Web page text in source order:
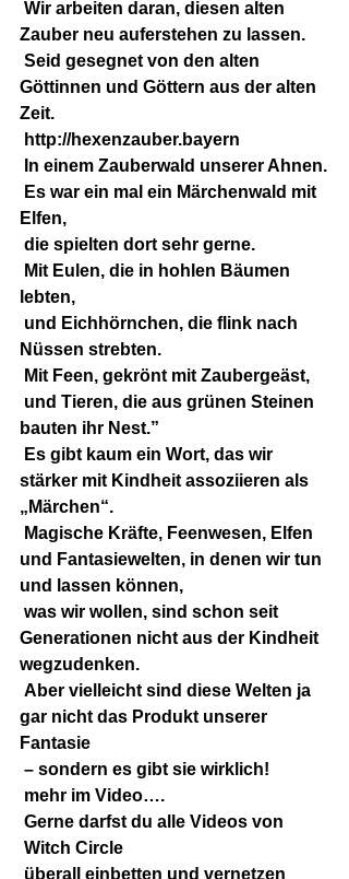
Zauber neu auferstehen zu lassen.
Göttinnen und Göttern aus der alten
Zeit.
http://hexenzauber.bayern
In einem Zauberwald unserer Ahnen.
Elfen,
die spielten dort sehr gerne.
lebten,
Nüssen strebten.
Mit Feen, gekrönt mit Zaubergeäst,
bauten ihr Nest.”
stärker mit Kindheit assoziieren als
„Märchen“.
und Fantasiewelten, in denen wir tun
und lassen können,
Generationen nicht aus der Kindheit
wegzudenken.
gar nicht das Produkt unserer
Fantasie
– sondern es gibt sie wirklich!
mehr im Video….
Gerne darfst du alle Videos von
Witch Circle
überall einbetten und vernetzen